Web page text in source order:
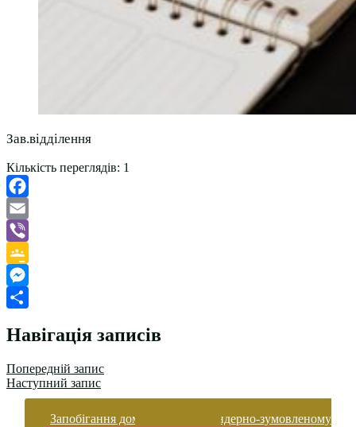
Зав.відділення
Кількість переглядів: 1
Facebook
Email
Viber
Google
Classroom
Messenger
Навігація записів
Попередній запис
Наступний запис
Запобігання домашньому та гендерно-зумовленому